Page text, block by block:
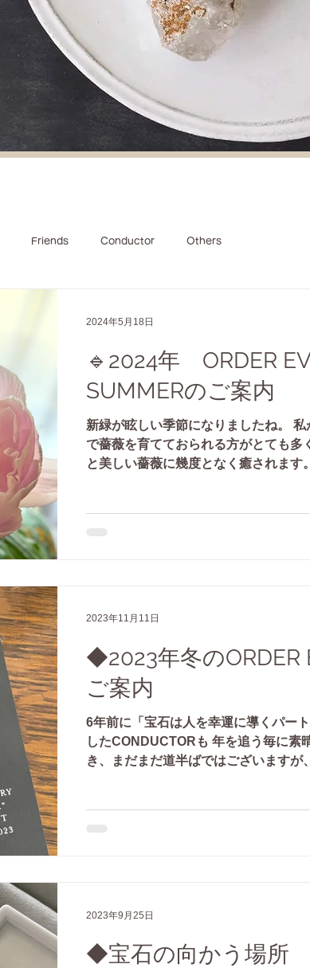
Friends Conductor Others
🔹2024年 ORDER
SUMMERのご案内
新緑が眩しい季節になりましたね。
で薔薇を育てておられる方がとても多
と美しい薔薇に幾度となく癒されます
2024年5月18日
◆2023年冬のORDER
ご案内
6年前に「宝石は人を幸運に導くパー
したCONDUCTORも 年を追う毎に素
き、まだまだ道半ばではございますが
2023年11月11日
◆宝石の向かう場所
2023年9月25日